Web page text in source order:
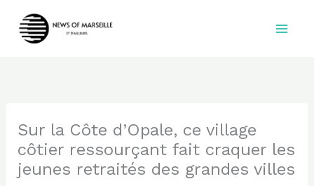
Sur la Côte d’Opale, ce village
côtier ressourçant fait craquer les
jeunes retraités des grandes villes